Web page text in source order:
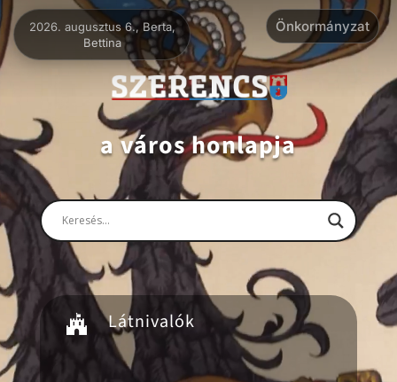
Önkormányzat
Videólejátszó
a város honlapja
 Látnivalók
2026. augusztus 6., Berta,
Bettina